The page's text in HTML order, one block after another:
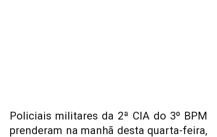
Policiais militares da 2ª CIA do 3º BPM
prenderam na manhã desta quarta-feira,